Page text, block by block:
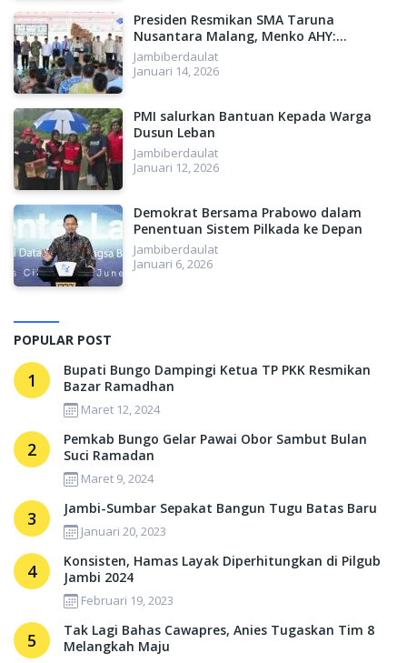
Presiden Resmikan SMA Taruna
Nusantara Malang, Menko AHY:
Menyiapkan SDM Unggul, Menuju
Indonesia Emas 2045
Jambiberdaulat
Januari 14, 2026
PMI salurkan Bantuan Kepada Warga
Dusun Leban
Jambiberdaulat
Januari 12, 2026
Demokrat Bersama Prabowo dalam
Penentuan Sistem Pilkada ke Depan
Jambiberdaulat
Januari 6, 2026
POPULAR POST
1
Bupati Bungo Dampingi Ketua TP PKK Resmikan
Bazar Ramadhan
Maret 12, 2024
2
Pemkab Bungo Gelar Pawai Obor Sambut Bulan
Suci Ramadan
Maret 9, 2024
3 Jambi-Sumbar Sepakat Bangun Tugu Batas Baru
Januari 20, 2023
4
Konsisten, Hamas Layak Diperhitungkan di Pilgub
Jambi 2024
Februari 19, 2023
5
Tak Lagi Bahas Cawapres, Anies Tugaskan Tim 8
Melangkah Maju